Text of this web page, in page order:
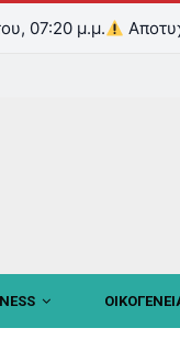
07:20 μ.μ.